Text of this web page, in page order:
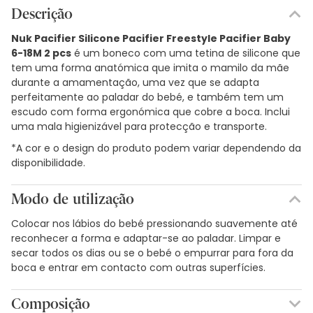
Descrição
Nuk Pacifier Silicone Pacifier Freestyle Pacifier Baby
6-18M 2 pcs é um boneco com uma tetina de silicone que
tem uma forma anatómica que imita o mamilo da mãe
durante a amamentação, uma vez que se adapta
perfeitamente ao paladar do bebé, e também tem um
escudo com forma ergonómica que cobre a boca. Inclui
uma mala higienizável para protecção e transporte.
*A cor e o design do produto podem variar dependendo da
disponibilidade.
Modo de utilização
Colocar nos lábios do bebé pressionando suavemente até
reconhecer a forma e adaptar-se ao paladar. Limpar e
secar todos os dias ou se o bebé o empurrar para fora da
boca e entrar em contacto com outras superfícies.
Composição